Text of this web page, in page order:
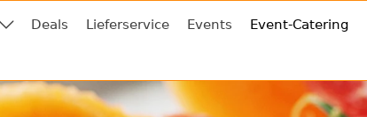
Deals Lieferservice Events Event-Catering